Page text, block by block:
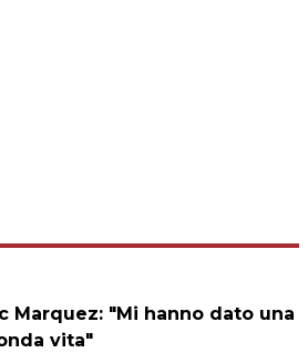
Marquez: "Mi hanno dato una
vita"